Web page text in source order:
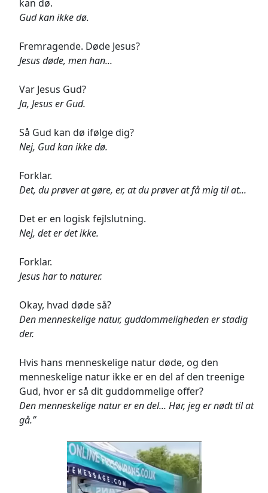
kan dø.
Gud kan ikke dø.
Fremragende. Døde Jesus?
Jesus døde, men han...
Var Jesus Gud?
Ja, Jesus er Gud.
Så Gud kan dø ifølge dig?
Nej, Gud kan ikke dø.
Forklar.
Det, du prøver at gøre, er, at du prøver at få mig til at...
Det er en logisk fejlslutning.
Nej, det er det ikke.
Forklar.
Jesus har to naturer.
Okay, hvad døde så?
Den menneskelige natur, guddommeligheden er stadig
der.
Hvis hans menneskelige natur døde, og den
menneskelige natur ikke er en del af den treenige
Gud, hvor er så dit guddommelige offer?
Den menneskelige natur er en del... Hør, jeg er nødt til at
gå.”